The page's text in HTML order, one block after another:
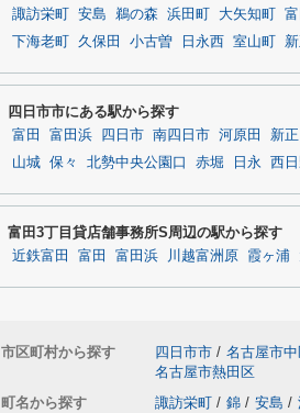
諏訪栄町 安島 鵜の森 浜田町 大矢知町 富
下海老町
久保田 小古曽 日永西 室山町
四日市市にある駅から探す
富田 富田浜 四日市 南四日市 河原田 新正
山城 保々 北勢中央公園口 赤堀 日永 西
富田3丁目貸店舗事務所S周辺の駅から探す
近鉄富田 富田 富田浜 川越富洲原 霞ヶ浦
市区町村から探す 四日市市 / 名古屋市
名古屋市熱田区
町名から探す
諏訪栄町 / 錦 / 安島 /